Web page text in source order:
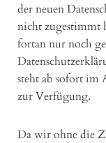
der neuen
nicht zugestimmt
fortan nur noch
steht ab sofort im
zur Verfügung.
Da wir ohne die